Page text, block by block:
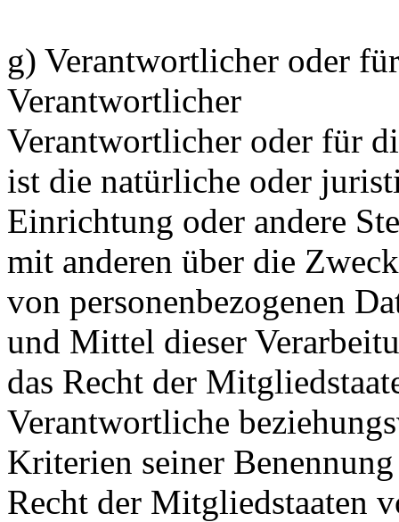
g) Verantwortlicher oder
Verantwortlicher
Verantwortlicher oder für
ist die natürliche oder
Einrichtung oder andere
mit anderen über die
von personenbezogenen
und Mittel dieser
das Recht der
Verantwortliche
Kriterien seiner
Recht der Mitgliedstaaten